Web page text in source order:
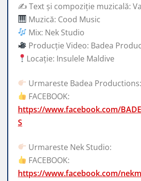
✍️ Text și compoziție muzicală:
Muzică: Cood Music
Mix: Nek Studio
Producție Video: Badea
Locație: Insulele Maldive
Urmareste Badea Productions:
FACEBOOK:
https://www.facebook.com/
S
Urmareste Nek Studio:
FACEBOOK:
https://www.facebook.com/